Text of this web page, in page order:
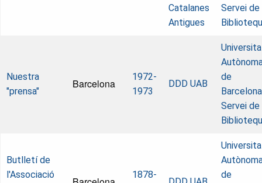
Catalanes
Antigues
Servei de
Nuestra
"prensa"
Barcelona
1972-
1973
DDD UAB
de
Servei de
Butlletí de
l'Associació
1878-
de